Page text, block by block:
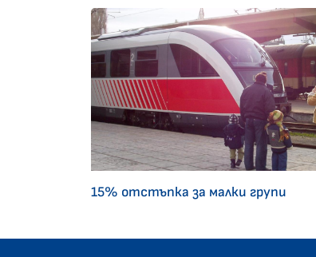
15% отстъпка за малки групи